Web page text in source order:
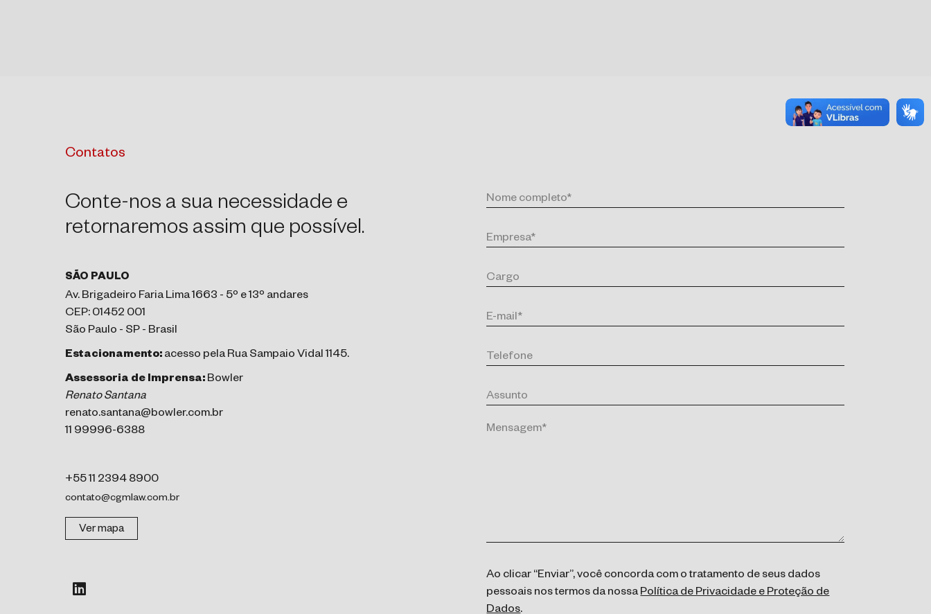
Contatos
Conte-nos a sua necessidade e
retornaremos assim que possível.
SÃO PAULO
Av. Brigadeiro Faria Lima 1663 - 5º e 13º andares
CEP: 01452 001
São Paulo - SP - Brasil
Estacionamento: acesso pela Rua Sampaio Vidal 1145.
Assessoria de Imprensa: Bowler
Renato Santana
renato.santana@bowler.com.br
11 99996-6388
+55 11 2394 8900
contato@cgmlaw.com.br
Ver mapa
Ao clicar “Enviar”, você concorda com o tratamento de seus dados
pessoais nos termos da nossaPolítica de Privacidade e Proteção de
Dados.